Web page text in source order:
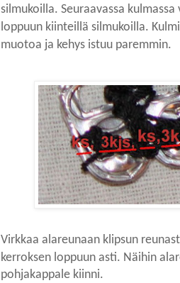
silmukoilla. Seuraavassa
loppuun kiinteillä silmukoilla.
muotoa ja kehys istuu paremmin.
Virkkaa alareunaan klipsun
kerroksen loppuun asti. Näihin
pohjakappale kiinni.